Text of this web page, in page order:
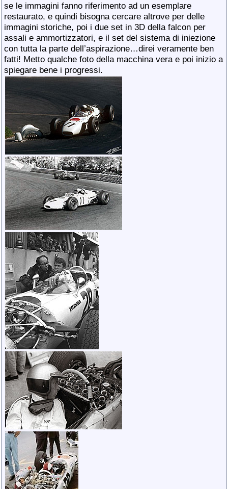
se le immagini fanno riferimento ad un esemplare
restaurato, e quindi bisogna cercare altrove per delle
immagini storiche, poi i due set in 3D della falcon per
assali e ammortizzatori, e il set del sistema di iniezione
con tutta la parte dell’aspirazione…direi veramente ben
fatti! Metto qualche foto della macchina vera e poi inizio a
spiegare bene i progressi.